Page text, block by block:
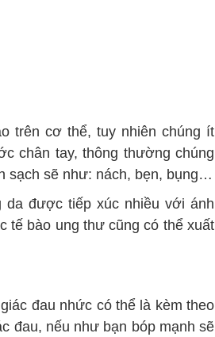
trên cơ thể, tuy nhiên chúng ít
chân tay, thông thường chúng
sạch sẽ như: nách, bẹn, bụng…
được tiếp xúc nhiều với ánh
tế bào ung thư cũng có thể xuất
đau nhức có thể là kèm theo
đau, nếu như bạn bóp mạnh sẽ